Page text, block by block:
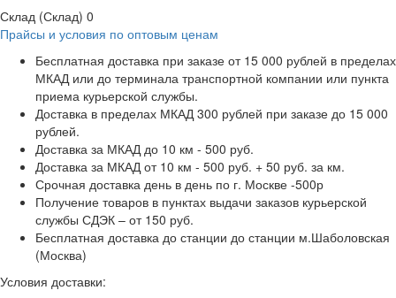
Склад (Склад) 0
Прайсы и условия по оптовым ценам
Бесплатная доставка при заказе от 15 000 рублей в пределах
МКАД или до терминала транспортной компании или пункта
приема курьерской службы.
Доставка в пределах МКАД 300 рублей при заказе до 15 000
рублей.
Доставка за МКАД до 10 км - 500 руб.
Доставка за МКАД от 10 км - 500 руб. + 50 руб. за км.
Срочная доставка день в день по г. Москве -500р
Получение товаров в пунктах выдачи заказов курьерской
службы СДЭК – от 150 руб.
Бесплатная доставка до станции до станции м.Шаболовская
(Москва)
Условия доставки: